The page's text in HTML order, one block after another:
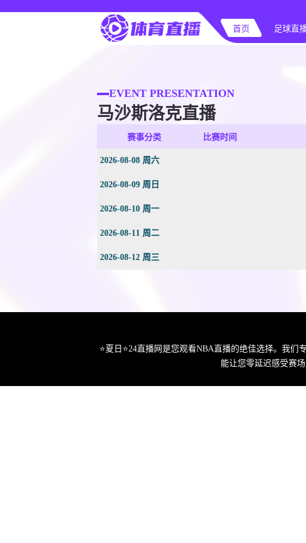
首页 足球直
EVENT PRESENTATION
马沙斯洛克直播
赛事分类 比赛时间
2026-08-08 周六
2026-08-09 周日
2026-08-10 周一
2026-08-11 周二
2026-08-12 周三
⭐️夏日⭐24直播网是您观看NBA直播的绝佳选择。我
能让您零延迟感受赛